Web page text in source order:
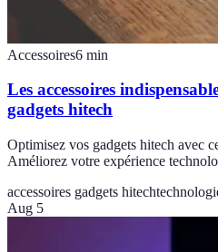
Accessoires6 min
Les accessoires
gadgets hitech
Optimisez vos gadgets hitech avec
Améliorez votre expérience
accessoires gadgets hitech
Aug 5